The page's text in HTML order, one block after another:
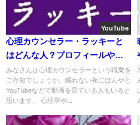
YouTube
心理カウンセラー・ラッキーと
はどんな人？プロフィールや経
歴は？
みなさんは心理カウンセラーという職業を
ご存知でしょうか。眠れない夜にぼんやと
YouTubeなどで動画を見ている人もいると
思います。 心理学や...